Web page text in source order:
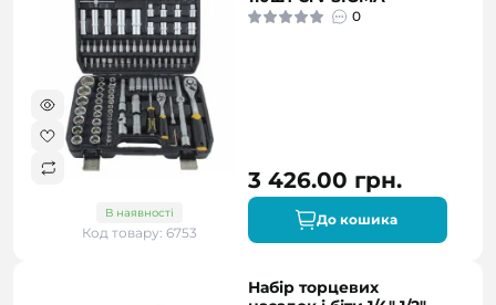
В наявності
Код товару: 6753
0
3 426.00 грн.
До кошика
Набір торцевих